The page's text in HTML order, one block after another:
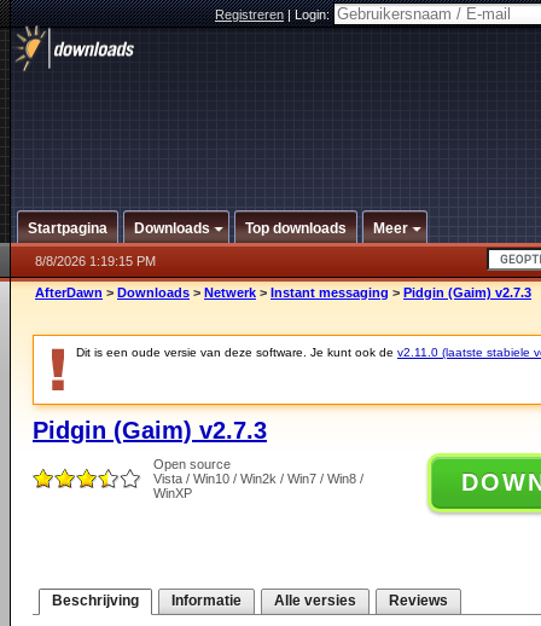
Registreren|Login:
Startpagina Downloads Top downloads Meer
8/8/2026 1:19:15 PM
AfterDawn > Downloads > Netwerk > Instant messaging > Pidgin (Gaim) v2.7.3
Dit is een oude versie van deze software. Je kunt ook de v2.11.0 (laatste stabiele
Pidgin (Gaim) v2.7.3
Open source
Vista / Win10 / Win2k / Win7 / Win8 /
WinXP
Beschrijving Informatie Alle versies Reviews